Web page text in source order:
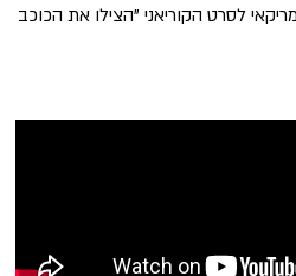
לסרט הקוריאני "הצילו את הכוכב